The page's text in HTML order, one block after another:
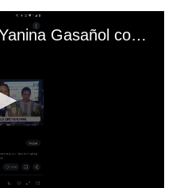
El mal momento de Yanina Gasañol con un hincha argentino en "Subrayado"